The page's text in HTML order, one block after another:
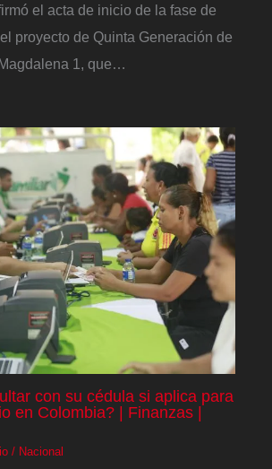
el acta de inicio de la fase de
proyecto de Quinta Generación de
1, que…
con su cédula si aplica para
en Colombia? | Finanzas |
/ Nacional